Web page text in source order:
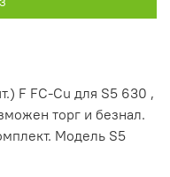
F FC-Cu для S5 630 ,
торг и безнал.
Модель S5